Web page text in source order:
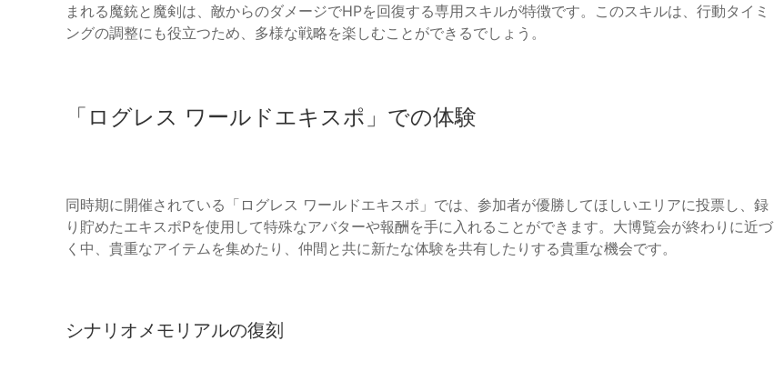
まれる魔銃と魔剣は、敵からのダメージでHPを回復する専用スキルが特徴です。このスキルは、行動タイミ
ングの調整にも役立つため、多様な戦略を楽しむことができるでしょう。
「ログレス ワールドエキスポ」での体験
同時期に開催されている「ログレス ワールドエキスポ」では、参加者が優勝してほしいエリアに投票し、録
り貯めたエキスポPを使用して特殊なアバターや報酬を手に入れることができます。大博覧会が終わりに近づ
く中、貴重なアイテムを集めたり、仲間と共に新たな体験を共有したりする貴重な機会です。
シナリオメモリアルの復刻